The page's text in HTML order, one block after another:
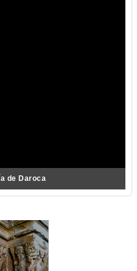
de Daroca